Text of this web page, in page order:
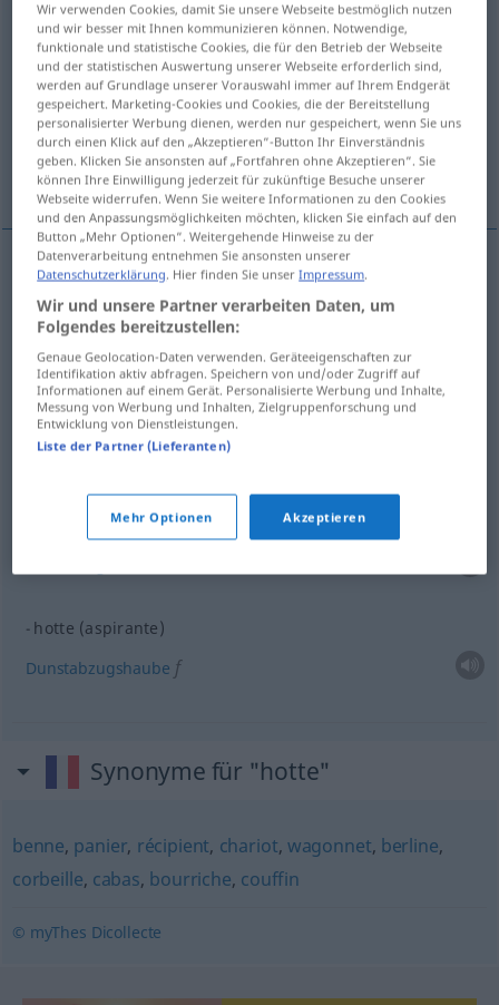
Übersicht aller Übersetzungen
(Für mehr Details die Übersetzung anklicken/antippen)
Tragkorb, Kiepe, Butte
Weitere Beispiele...
f
Buttef hotte VIT
hotte (de cheminée)
hotte (aspirante)
Dunstabzugshaube f
Synonyme für "hotte"
benne, panier, récipient, chariot, wagonnet, berline,
corbeille, cabas, bourriche, couffin
© myThes Dicollecte
Wir verwenden Cookies, damit Sie unsere Webseite bestmöglich nutzen
und wir besser mit Ihnen kommunizieren können. Notwendige,
funktionale und statistische Cookies, die für den Betrieb der Webseite
und der statistischen Auswertung unserer Webseite erforderlich sind,
werden auf Grundlage unserer Vorauswahl immer auf Ihrem Endgerät
gespeichert. Marketing-Cookies und Cookies, die der Bereitstellung
personalisierter Werbung dienen, werden nur gespeichert, wenn Sie uns
durch einen Klick auf den „Akzeptieren“-Button Ihr Einverständnis
geben. Klicken Sie ansonsten auf „Fortfahren ohne Akzeptieren“. Sie
können Ihre Einwilligung jederzeit für zukünftige Besuche unserer
Webseite widerrufen. Wenn Sie weitere Informationen zu den Cookies
und den Anpassungsmöglichkeiten möchten, klicken Sie einfach auf den
Button „Mehr Optionen“. Weitergehende Hinweise zu der
Datenverarbeitung entnehmen Sie ansonsten unserer
Datenschutzerklärung . Hier finden Sie unserImpressum
Wir und unsere Partner verarbeiten Daten, um
Folgendes bereitzustellen:
Genaue Geolocation-Daten verwenden. Geräteeigenschaften zur
Identifikation aktiv abfragen. Speichern von und/oder Zugriff auf
Informationen auf einem Gerät. Personalisierte Werbung und Inhalte,
Messung von Werbung und Inhalten, Zielgruppenforschung und
Entwicklung von Dienstleistungen.
Liste der Partner (Lieferanten)
Mehr Optionen Akzeptieren